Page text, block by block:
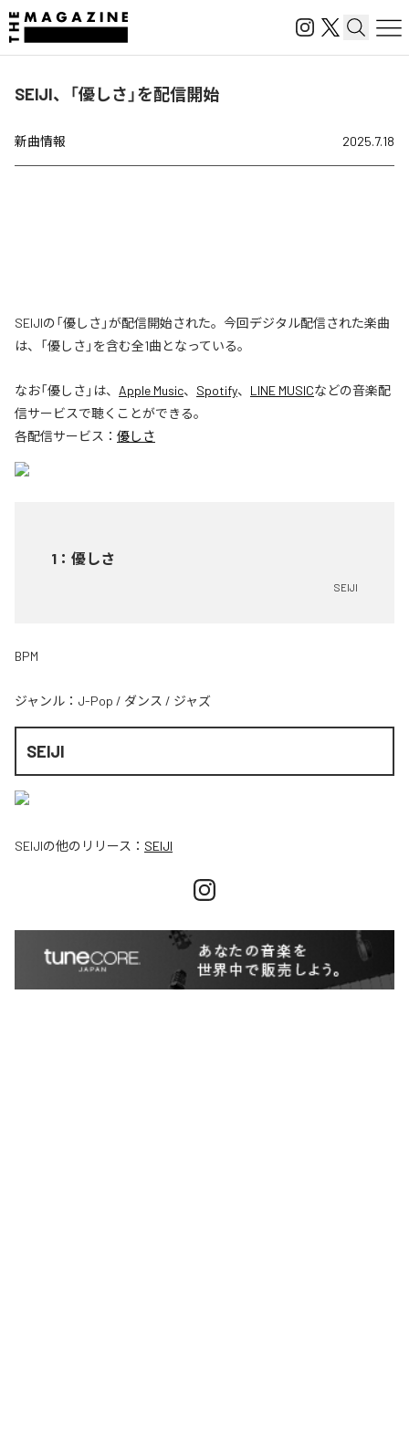
SEIJI、「優しさ」を配信開始
新曲情報 2025.7.18
SEIJIの「優しさ」が配信開始された。今回デジタル配信された楽曲
は、「優しさ」を含む全1曲となっている。
なお「優しさ 」は、 Apple Music、 Spotify、 LINE MUSICなどの音楽配
信サービスで聴くことができる。
各配信サービス： 優しさ
1 ： 優しさ
SEIJI
BPM
ジャンル： J-Pop / ダンス / ジャズ
SEIJI
SEIJIの他のリリース： SEIJI